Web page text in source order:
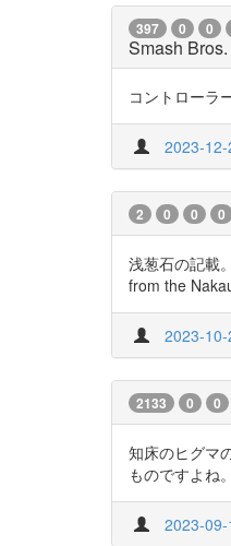
397 0 0
Smash
コントローラ
2023-
2 0 0 0
浅葱石の記載
from the
2023-
2133 0 0
知床のヒグマ
ものですよね
2023-